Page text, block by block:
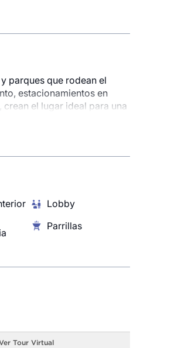
parques que rodean el
estacionamientos en
el lugar ideal para una
Lobby
Parrillas
Tour Virtual